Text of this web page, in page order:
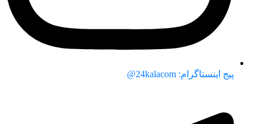
پیج اینستاگرام: 24kalacom@